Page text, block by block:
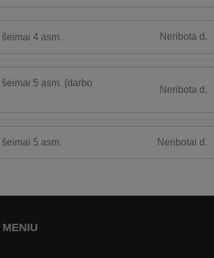
4 asm. Neribota d.
5 asm. (darbo
Neribota d.
5 asm. Neribotai d.
MENIU